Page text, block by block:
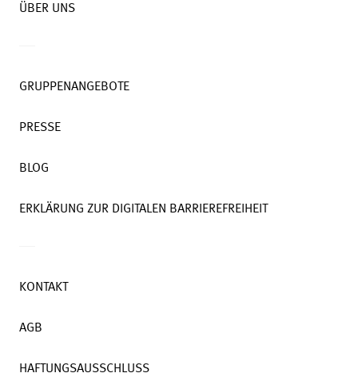
ÜBER UNS
GRUPPENANGEBOTE
PRESSE
BLOG
ERKLÄRUNG ZUR DIGITALEN BARRIEREFREIHEIT
KONTAKT
AGB
HAFTUNGSAUSSCHLUSS